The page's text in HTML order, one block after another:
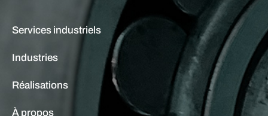
Services industriels
Industries
Réalisations
À propos